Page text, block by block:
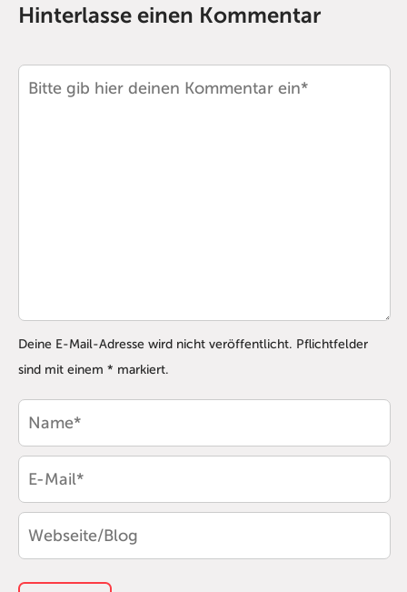
Hinterlasse einen Kommentar
Deine E-Mail-Adresse wird nicht veröffentlicht. Pflichtfelder
sind mit einem * markiert.